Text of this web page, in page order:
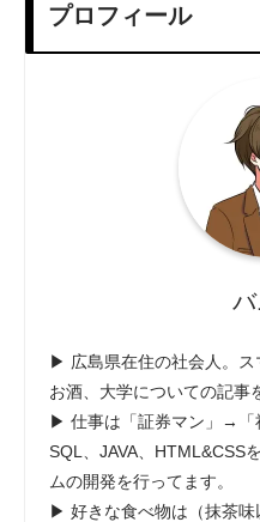
プロフィール
バ
▶ 広島県在住の社会人。ス
お酒、大学についての記事
▶ 仕事は「証券マン」→「
SQL、JAVA、HTML&CSS
ムの開発を行ってます。
▶ 好きな食べ物は（抹茶味